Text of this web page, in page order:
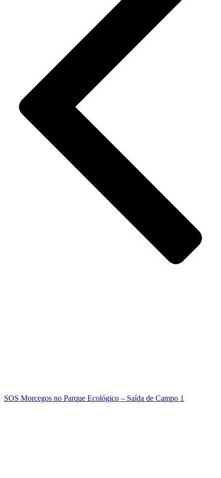
SOS Morcegos no Parque Ecológico – Saída de Campo 1